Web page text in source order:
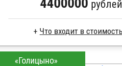
рублей
Брус естественной влажности
Стропила, балки 50х200 мм
«Голицыно»